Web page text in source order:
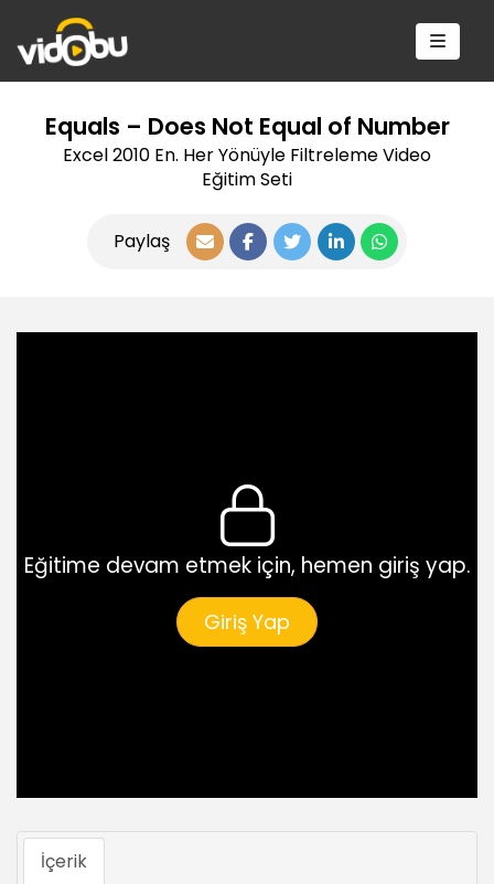
Equals – Does Not Equal of Number
Excel 2010 En. Her Yönüyle Filtreleme Video
Eğitim Seti
Paylaş
Eğitime devam etmek için, hemen giriş yap.
Giriş Yap
İçerik